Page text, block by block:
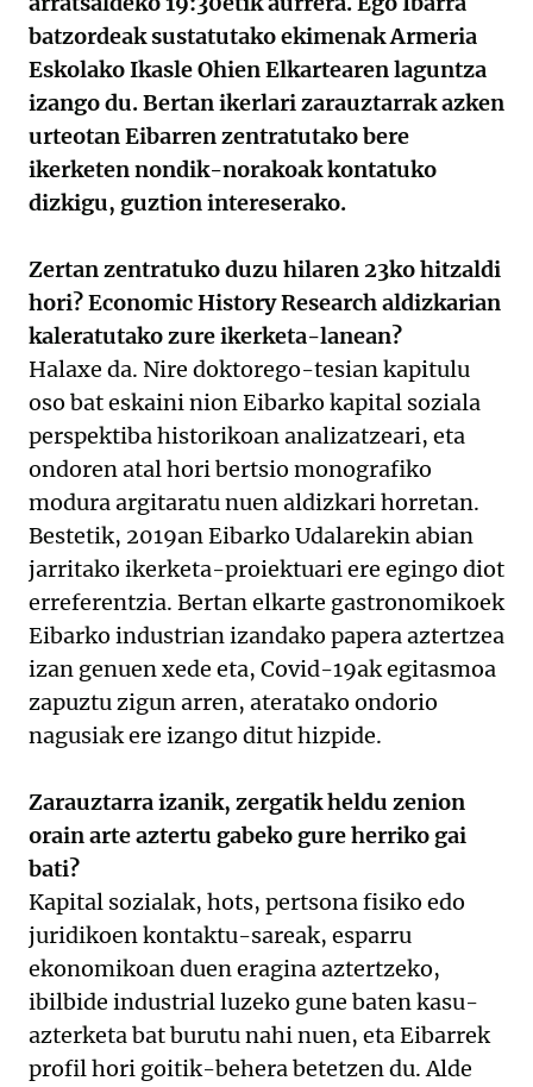
batzordeak sustatutako ekimenak Armeria
Eskolako Ikasle Ohien Elkartearen laguntza
izango du. Bertan ikerlari zarauztarrak azken
urteotan Eibarren zentratutako bere
ikerketen nondik-norakoak kontatuko
dizkigu, guztion intereserako.
Zertan zentratuko duzu hilaren 23ko hitzaldi
hori? Economic History Research aldizkarian
kaleratutako zure ikerketa-lanean?
Halaxe da. Nire doktorego-tesian kapitulu
oso bat eskaini nion Eibarko kapital soziala
perspektiba historikoan analizatzeari, eta
ondoren atal hori bertsio monografiko
modura argitaratu nuen aldizkari horretan.
Bestetik, 2019an Eibarko Udalarekin abian
jarritako ikerketa-proiektuari ere egingo diot
erreferentzia. Bertan elkarte gastronomikoek
Eibarko industrian izandako papera aztertzea
izan genuen xede eta, Covid-19ak egitasmoa
zapuztu zigun arren, ateratako ondorio
nagusiak ere izango ditut hizpide.
Zarauztarra izanik, zergatik heldu zenion
orain arte aztertu gabeko gure herriko gai
bati?
Kapital sozialak, hots, pertsona fisiko edo
juridikoen kontaktu-sareak, esparru
ekonomikoan duen eragina aztertzeko,
ibilbide industrial luzeko gune baten kasu-
azterketa bat burutu nahi nuen, eta Eibarrek
profil hori goitik-behera betetzen du. Alde